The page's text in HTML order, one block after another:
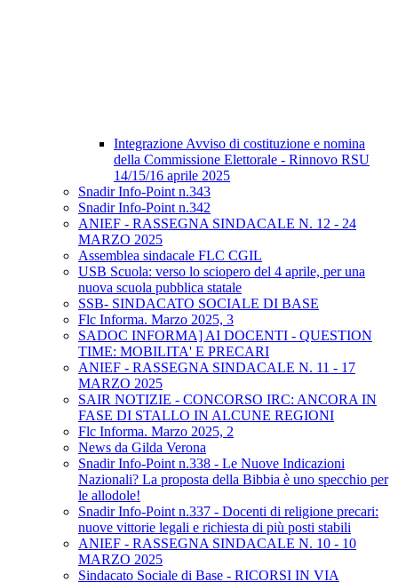
Integrazione Avviso di costituzione e nomina
della Commissione Elettorale - Rinnovo RSU
14/15/16 aprile 2025
Snadir Info-Point n.343
Snadir Info-Point n.342
ANIEF - RASSEGNA SINDACALE N. 12 - 24
MARZO 2025
Assemblea sindacale FLC CGIL
USB Scuola: verso lo sciopero del 4 aprile, per una
nuova scuola pubblica statale
SSB- SINDACATO SOCIALE DI BASE
Flc Informa. Marzo 2025, 3
SADOC INFORMA] AI DOCENTI - QUESTION
TIME: MOBILITA' E PRECARI
ANIEF - RASSEGNA SINDACALE N. 11 - 17
MARZO 2025
SAIR NOTIZIE - CONCORSO IRC: ANCORA IN
FASE DI STALLO IN ALCUNE REGIONI
Flc Informa. Marzo 2025, 2
News da Gilda Verona
Snadir Info-Point n.338 - Le Nuove Indicazioni
Nazionali? La proposta della Bibbia è uno specchio per
le allodole!
Snadir Info-Point n.337 - Docenti di religione precari:
nuove vittorie legali e richiesta di più posti stabili
ANIEF - RASSEGNA SINDACALE N. 10 - 10
MARZO 2025
Sindacato Sociale di Base - RICORSI IN VIA